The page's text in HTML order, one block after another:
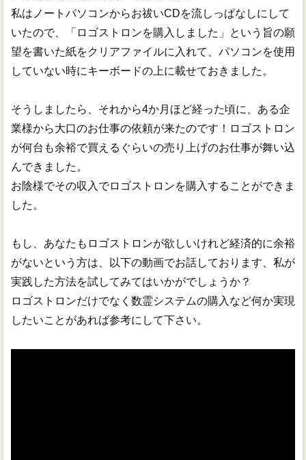
私はノートパソコンからお祓いCDを流しっぱなしにして
いたので、「ロゴストロンを購入しました」という旨の願
望を書いた紙をクリアファイルに入れて、パソコンを使用
していない時にキーボードの上に載せておきました。
そうしましたら、それから4か月ほど経った頃に、ある企
業様から大口のお仕事の依頼が来たのです！ロゴストロン
が何台も余裕で買えるぐらいの売り上げのお仕事が舞い込
んできました。
お陰様でその収入でロゴストロンを購入することができま
した。
もし、あなたもロゴストロンが欲しいけれど経済的に余裕
がないという方は、以下の動画でお話しております、私が
実践した方法を試してみてはいかがでしょうか？
ロゴストロンだけでなく数霊システムの購入など何か実現
したいことがあれば参考にして下さい。